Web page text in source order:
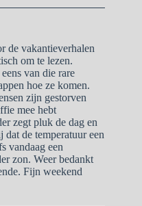
de vakantieverhalen
om te lezen.
van die rare
hoe ze komen.
zijn gestorven
mee hebt
zegt pluk de dag en
de temperatuur een
vandaag een
zon. Weer bedankt
Fijn weekend